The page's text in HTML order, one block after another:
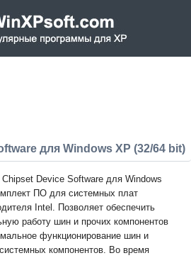
для Windows XP (32/64 bit)
Chipset Device Software для Windows
ПО для системных плат
Intel. Позволяет обеспечить
работу шин и прочих компонентов
функционирование шин и
компонентов. Во время